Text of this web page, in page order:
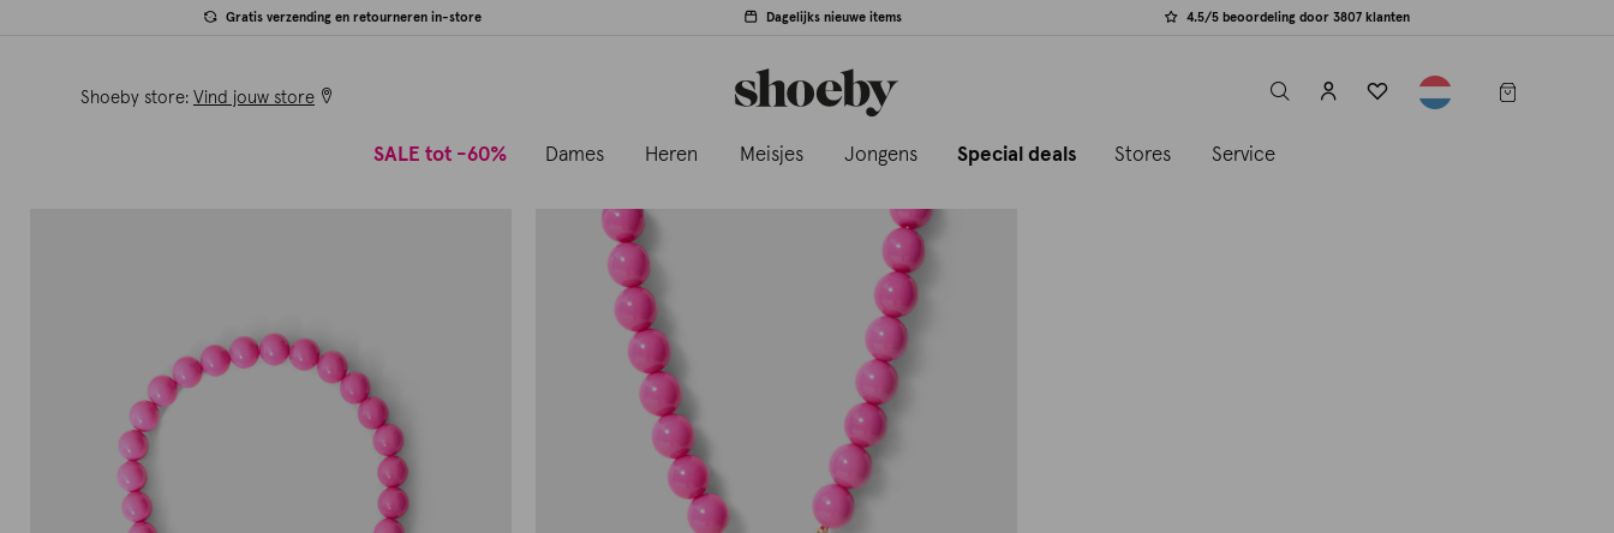
Gratis verzending en retourneren in-store Dagelijks nieuwe items 4.5/5 beoordeling door 3807 klanten
Shoeby store: Vind jouw store
label.header.toggle
SALE tot -60% Dames Heren Meisjes Jongens Special deals Stores Service